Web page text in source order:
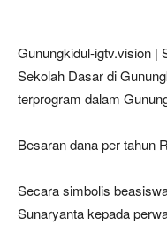
Gunungkidul-igtv.vision |
Sekolah Dasar di
terprogram dalam
Besaran dana per tahun
Secara simbolis
Sunaryanta kepada